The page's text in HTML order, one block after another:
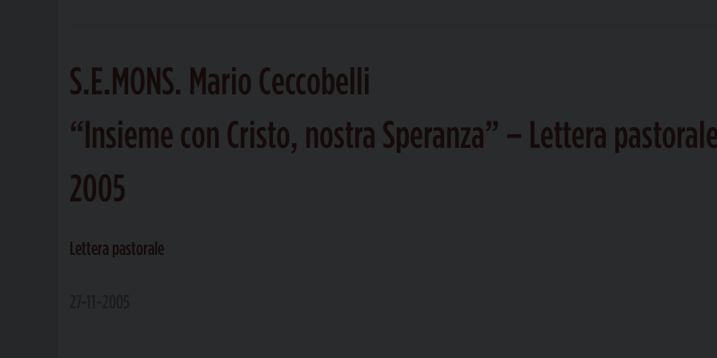
S.E.MONS. Mario Ceccobelli
“Insieme con Cristo, nostra Speranza” – Lettera
2005
Lettera pastorale